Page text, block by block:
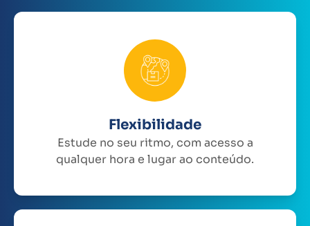
Flexibilidade
Estude no seu ritmo, com acesso a
qualquer hora e lugar ao conteúdo.